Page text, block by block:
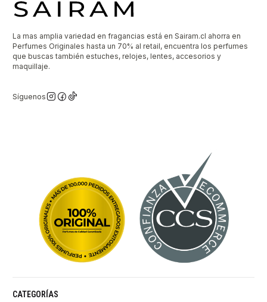
La mas amplia variedad en fragancias está en Sairam.cl ahorra en
Perfumes Originales hasta un 70% al retail, encuentra los perfumes
que buscas también estuches, relojes, lentes, accesorios y
maquillaje.
Síguenos
CATEGORÍAS